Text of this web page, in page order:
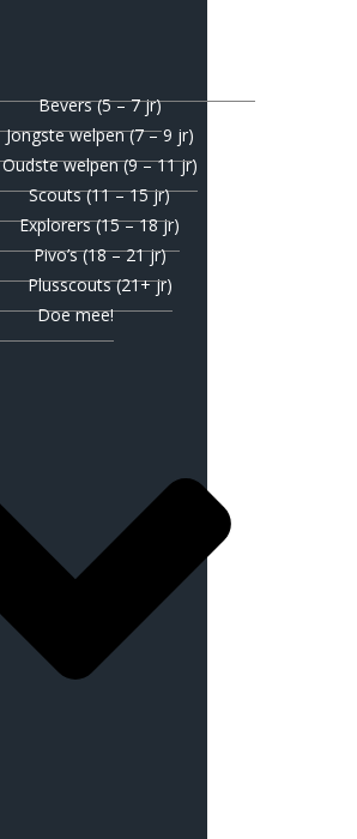
Bevers (5 – 7 jr)
Jongste welpen (7 – 9 jr)
Oudste welpen (9 – 11 jr)
Scouts (11 – 15 jr)
Explorers (15 – 18 jr)
Pivo’s (18 – 21 jr)
Plusscouts (21+ jr)
Doe mee!